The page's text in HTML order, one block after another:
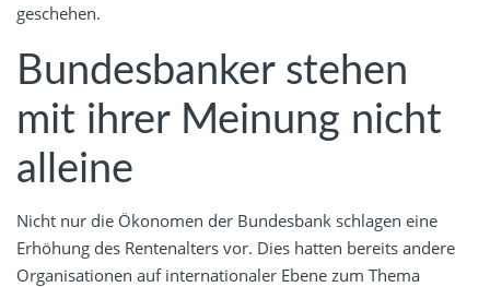
geschehen.
Bundesbanker stehen
mit ihrer Meinung nicht
alleine
Nicht nur die Ökonomen der Bundesbank schlagen eine
Erhöhung des Rentenalters vor. Dies hatten bereits andere
Organisationen auf internationaler Ebene zum Thema